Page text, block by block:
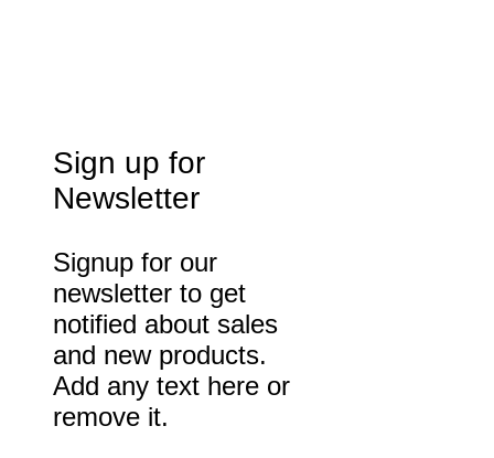
Sign up for
Newsletter
Signup for our
newsletter to get
notified about sales
and new products.
Add any text here or
remove it.